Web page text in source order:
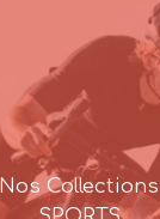
Nos Collections